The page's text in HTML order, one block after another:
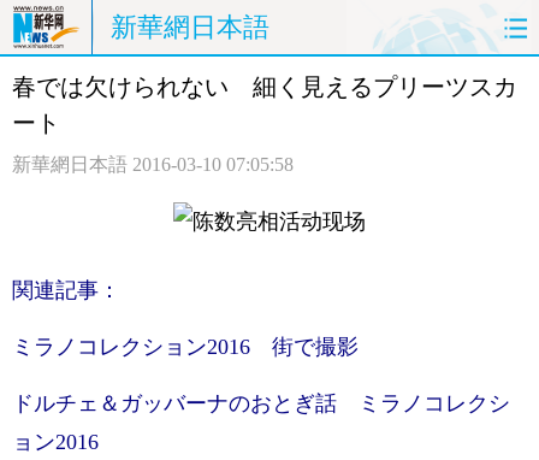
新華網日本語
ホームページ 政治 経済
評論
春では欠けられない 細く見えるプリーツスカ
ート
新華網日本語 2016-03-10 07:05:58
関連記事：
ミラノコレクション2016 街で撮影
ドルチェ＆ガッバーナのおとぎ話 ミラノコレクシ
ョン2016